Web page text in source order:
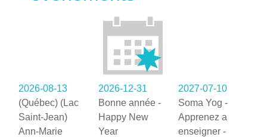
2026-08-13
(Québec) (Lac
Saint-Jean)
Ann-Marie
2026-12-31
Bonne année -
Happy New
Year
2027-07-10
Soma Yog -
Apprenez a
enseigner -